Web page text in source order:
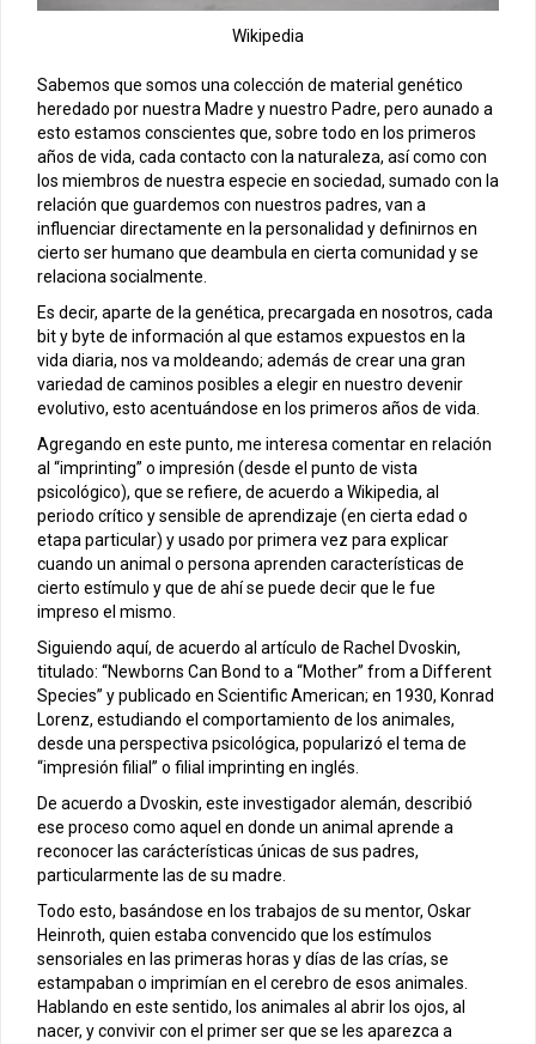
Wikipedia
Sabemos que somos una colección de material genético
heredado por nuestra Madre y nuestro Padre, pero aunado a
esto estamos conscientes que, sobre todo en los primeros
años de vida, cada contacto con la naturaleza, así como con
los miembros de nuestra especie en sociedad, sumado con la
relación que guardemos con nuestros padres, van a
influenciar directamente en la personalidad y definirnos en
cierto ser humano que deambula en cierta comunidad y se
relaciona socialmente.
Es decir, aparte de la genética, precargada en nosotros, cada
bit y byte de información al que estamos expuestos en la
vida diaria, nos va moldeando; además de crear una gran
variedad de caminos posibles a elegir en nuestro devenir
evolutivo, esto acentuándose en los primeros años de vida.
Agregando en este punto, me interesa comentar en relación
al “imprinting” o impresión (desde el punto de vista
psicológico), que se refiere, de acuerdo a Wikipedia, al
periodo crítico y sensible de aprendizaje (en cierta edad o
etapa particular) y usado por primera vez para explicar
cuando un animal o persona aprenden características de
cierto estímulo y que de ahí se puede decir que le fue
impreso el mismo.
Siguiendo aquí, de acuerdo al artículo de Rachel Dvoskin,
titulado: “Newborns Can Bond to a “Mother” from a Different
Species” y publicado en Scientific American; en 1930, Konrad
Lorenz, estudiando el comportamiento de los animales,
desde una perspectiva psicológica, popularizó el tema de
“impresión filial” o filial imprinting en inglés.
De acuerdo a Dvoskin, este investigador alemán, describió
ese proceso como aquel en donde un animal aprende a
reconocer las carácterísticas únicas de sus padres,
particularmente las de su madre.
Todo esto, basándose en los trabajos de su mentor, Oskar
Heinroth, quien estaba convencido que los estímulos
sensoriales en las primeras horas y días de las crías, se
estampaban o imprimían en el cerebro de esos animales.
Hablando en este sentido, los animales al abrir los ojos, al
nacer, y convivir con el primer ser que se les aparezca a